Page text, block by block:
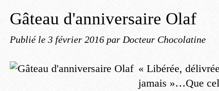
Gâteau d'anniversaire Olaf
Publié le 3 février 2016 par Docteur Chocolatine
« Libérée,
jamais »…Que